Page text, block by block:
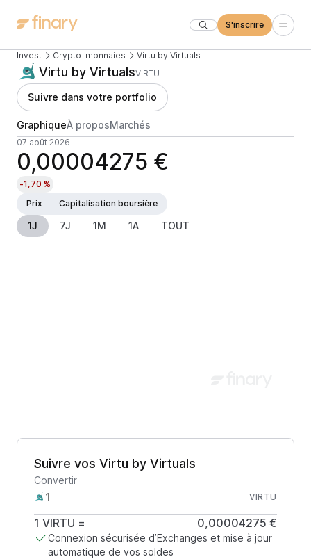
S'inscrire
Invest Crypto-monnaies Virtu by Virtuals
Virtu by VirtualsVIRTU
Suivre dans votre portfolio
GraphiqueÀ proposMarchés
07 août 2026
0,00004275 €
-1,70 %
Prix
Capitalisation boursière
1J 7J 1M 1A TOUT
Suivre vos Virtu by Virtuals
Convertir
VIRTU
1 VIRTU = 0,00004275 €
Connexion sécurisée d’Exchanges et mise à jour
automatique de vos soldes